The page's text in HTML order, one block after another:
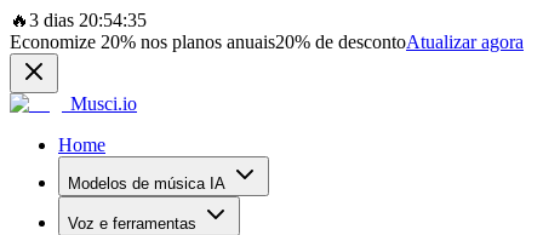
🔥3 dias 20:54:35
Economize 20% nos planos anuais20% de descontoAtualizar agora
Musci.io
Home
Modelos de música IA
Voz e ferramentas